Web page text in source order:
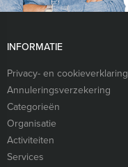
INFORMATIE
Privacy- en cookieverklaring
Annuleringsverzekering
Categorieën
Organisatie
Activiteiten
Services